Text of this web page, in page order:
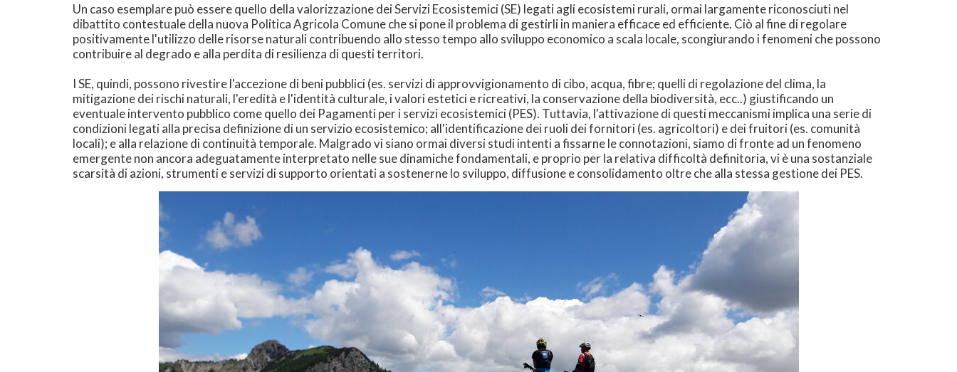
Un caso esemplare può essere quello della valorizzazione dei Servizi Ecosistemici (SE) legati agli ecosistemi rurali, ormai largamente riconosciuti nel
dibattito contestuale della nuova Politica Agricola Comune che si pone il problema di gestirli in maniera efficace ed efficiente. Ciò al fine di regolare
positivamente l'utilizzo delle risorse naturali contribuendo allo stesso tempo allo sviluppo economico a scala locale, scongiurando i fenomeni che possono
contribuire al degrado e alla perdita di resilienza di questi territori.
I SE, quindi, possono rivestire l'accezione di beni pubblici (es. servizi di approvvigionamento di cibo, acqua, fibre; quelli di regolazione del clima, la
mitigazione dei rischi naturali, l'eredità e l'identità culturale, i valori estetici e ricreativi, la conservazione della biodiversità, ecc..) giustificando un
eventuale intervento pubblico come quello dei Pagamenti per i servizi ecosistemici (PES). Tuttavia, l'attivazione di questi meccanismi implica una serie di
condizioni legati alla precisa definizione di un servizio ecosistemico; all'identificazione dei ruoli dei fornitori (es. agricoltori) e dei fruitori (es. comunità
locali); e alla relazione di continuità temporale. Malgrado vi siano ormai diversi studi intenti a fissarne le connotazioni, siamo di fronte ad un fenomeno
emergente non ancora adeguatamente interpretato nelle sue dinamiche fondamentali, e proprio per la relativa difficoltà definitoria, vi è una sostanziale
scarsità di azioni, strumenti e servizi di supporto orientati a sostenerne lo sviluppo, diffusione e consolidamento oltre che alla stessa gestione dei PES.